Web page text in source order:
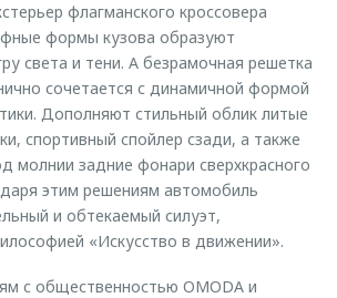
флагманского кроссовера
формы кузова образуют
света и тени. А безрамочная решетка
сочетается с динамичной формой
Дополняют стильный облик литые
спортивный спойлер сзади, а также
молнии задние фонари сверхкрасного
этим решениям автомобиль
и обтекаемый силуэт,
«Искусство в движении».
с общественностью OMODA и